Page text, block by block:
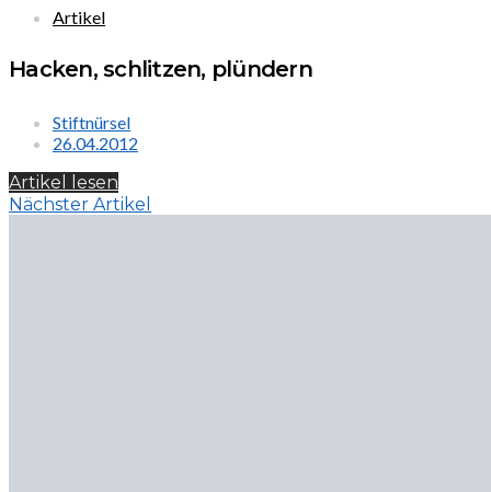
Artikel
Hacken, schlitzen, plündern
Stiftnürsel
26.04.2012
Artikel lesen
Nächster Artikel